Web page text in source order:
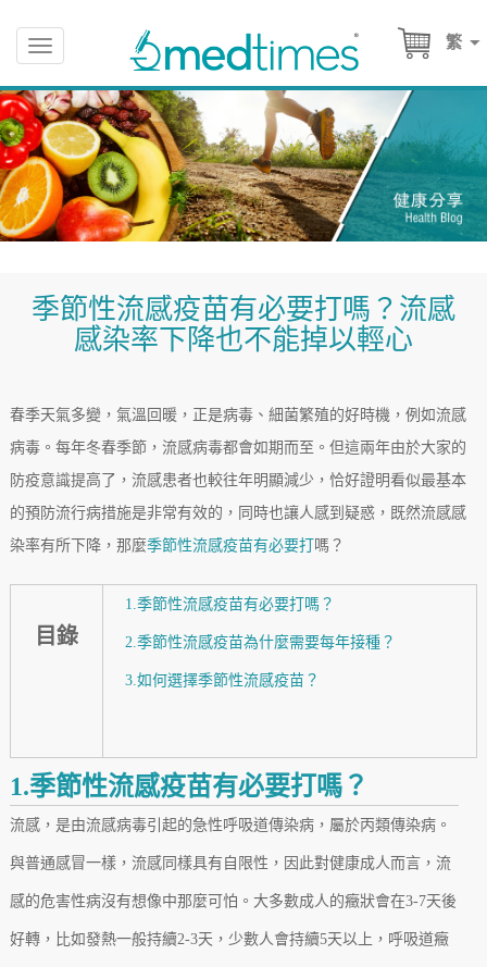
繁
Toggle
navigation
季節性流感疫苗有必要打嗎？流感
感染率下降也不能掉以輕心
春季天氣多變，氣溫回暖，正是病毒、細菌繁殖的好時機，例如流感
病毒。每年冬春季節，流感病毒都會如期而至。但這兩年由於大家的
防疫意識提高了，流感患者也較往年明顯減少，恰好證明看似最基本
的預防流行病措施是非常有效的，同時也讓人感到疑惑，既然流感感
染率有所下降，那麼季節性流感疫苗有必要打 嗎？
目錄
1.季節性流感疫苗有必要打嗎？
2.季節性流感疫苗為什麼需要每年接種？
3.如何選擇季節性流感疫苗？
1.季節性流感疫苗有必要打嗎？
流感，是由流感病毒引起的急性呼吸道傳染病，屬於丙類傳染病。
與普通感冒一樣，流感同樣具有自限性，因此對健康成人而言，流
感的危害性病沒有想像中那麼可怕。大多數成人的癥狀會在3-7天後
好轉，比如發熱一般持續2-3天，少數人會持續5天以上，呼吸道癥